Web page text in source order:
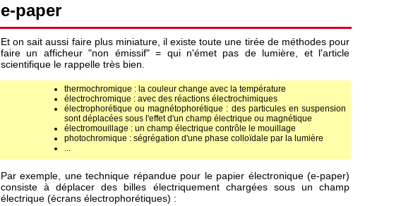
e-paper
Et on sait aussi faire plus miniature, il existe toute une tirée de méthodes pour
faire un afficheur "non émissif" = qui n'émet pas de lumière, et l'article
scientifique le rappelle très bien.
thermochromique : la couleur change avec la température
électrochromique : avec des réactions électrochimiques
électrophorétique ou magnétophorétique : des particules en suspension
sont déplacées sous l'effet d'un champ électrique ou magnétique
électromouillage : un champ électrique contrôle le mouillage
photochromique : ségrégation d'une phase colloïdale par la lumière
...
Par exemple, une technique répandue pour le papier électronique (e-paper)
consiste à déplacer des billes électriquement chargées sous un champ
électrique (écrans électrophorétiques) :